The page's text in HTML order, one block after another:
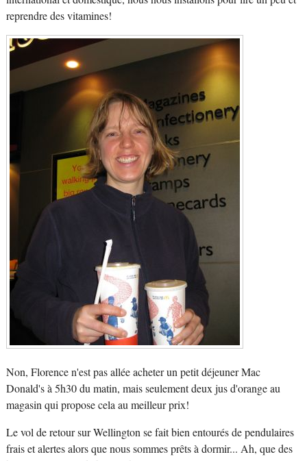
reprendre des vitamines!
Non, Florence n'est pas allée acheter un petit déjeuner Mac
Donald's à 5h30 du matin, mais seulement deux jus d'orange au
magasin qui propose cela au meilleur prix!
Le vol de retour sur Wellington se fait bien entourés de pendulaires
frais et alertes alors que nous sommes prêts à dormir... Ah, que des